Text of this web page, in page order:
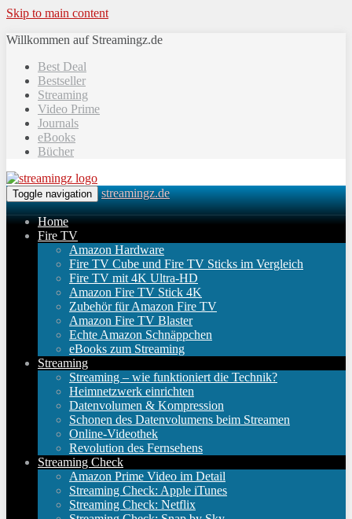
Skip to main content
Willkommen auf Streamingz.de
Best Deal
Bestseller
Streaming
Video Prime
Journals
eBooks
Bücher
Toggle navigation streamingz.de
Home
Fire TV
Amazon Hardware
Fire TV Cube und Fire TV Sticks im Vergleich
Fire TV mit 4K Ultra-HD
Amazon Fire TV Stick 4K
Zubehör für Amazon Fire TV
Amazon Fire TV Blaster
Echte Amazon Schnäppchen
eBooks zum Streaming
Streaming
Streaming – wie funktioniert die Technik?
Heimnetzwerk einrichten
Datenvolumen & Kompression
Schonen des Datenvolumens beim Streamen
Online-Videothek
Revolution des Fernsehens
Streaming Check
Amazon Prime Video im Detail
Streaming Check: Apple iTunes
Streaming Check: Netflix